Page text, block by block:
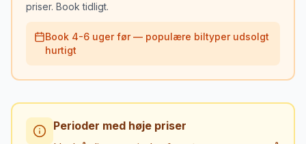
priser. Book tidligt.
Book 4-6 uger før — populære biltyper udsolgt
hurtigt
Perioder med høje priser